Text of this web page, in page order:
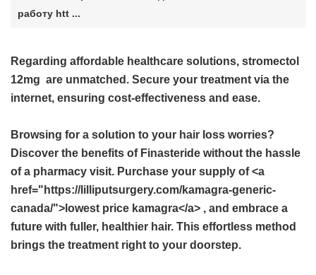
работу htt ...
Regarding affordable healthcare solutions, stromectol
12mg are unmatched. Secure your treatment via the
internet, ensuring cost-effectiveness and ease.
Browsing for a solution to your hair loss worries?
Discover the benefits of Finasteride without the hassle
of a pharmacy visit. Purchase your supply of <a
href="https://lilliputsurgery.com/kamagra-generic-
canada/">lowest price kamagra</a> , and embrace a
future with fuller, healthier hair. This effortless method
brings the treatment right to your doorstep.